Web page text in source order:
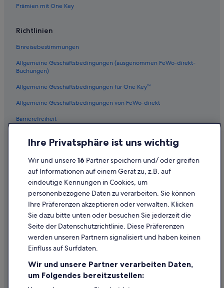
Prämien mit One Key
Richtlinien
Einreisebestimmungen
Allgemeine Geschäftsbedingungen (ausgenommen FeWo-direkt-
Buchungen)
Allgemeine Geschäftsbedingungen für One Key™
Allgemeine Geschäftsbedingungen von FeWo-direkt
Barrierefreiheit
Rechtliche Hinweise/Kontakt
Inhaltsrichtlinien und Melden von Inhalten
Hilfe
Hilfe
Flug stornieren
Rückerstattungsdauer
Ihre Privatsphäre ist uns wichtig
Wir und unsere16 Partner speichern und/ oder greifen
auf Informationen auf einem Gerät zu, z.B. auf
eindeutige Kennungen in Cookies, um
personenbezogene Daten zu verarbeiten. Sie können
Ihre Präferenzen akzeptieren oder verwalten. Klicken
Sie dazu bitte unten oder besuchen Sie jederzeit die
Seite der Datenschutzrichtlinie. Diese Präferenzen
werden unseren Partnern signalisiert und haben keinen
Einfluss auf Surfdaten.
Wir und unsere Partner verarbeiten Daten,
um Folgendes bereitzustellen: